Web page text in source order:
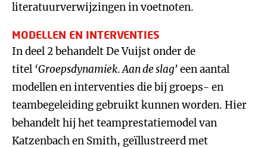
literatuurverwijzingen in voetnoten.
MODELLEN EN INTERVENTIES
In deel 2 behandelt De Vuijst onder de
titel ‘Groepsdynamiek. Aan de slag’een aantal
modellen en interventies die bij groeps- en
teambegeleiding gebruikt kunnen worden. Hier
behandelt hij het teamprestatiemodel van
Katzenbach en Smith, geïllustreerd met